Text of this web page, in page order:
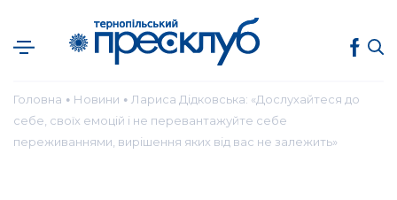
Головна ● Новини ● Лариса Дідковська: «Дослухайтеся до
себе, своїх емоцій і не перевантажуйте себе
переживаннями, вирішення яких від вас не залежить»